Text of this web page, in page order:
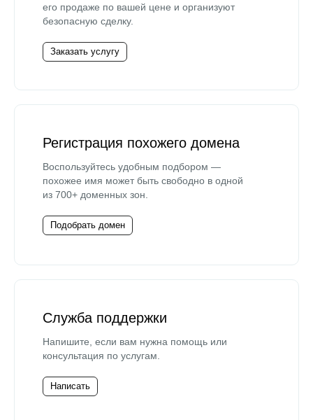
его продаже по вашей цене и организуют
безопасную сделку.
Заказать услугу
Регистрация похожего домена
Воспользуйтесь удобным подбором —
похожее имя может быть свободно в одной
из 700+ доменных зон.
Подобрать домен
Служба поддержки
Напишите, если вам нужна помощь или
консультация по услугам.
Написать